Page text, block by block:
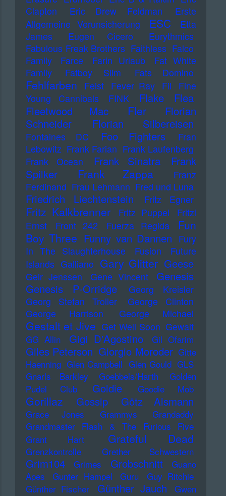
Clapton
Eric Drew Feldman
Erste
Allgemeine Verunsicherung
ESC
Etta
James
Eugen Cicero
Eurythmics
Fabulous Freak Brothers Faithless Falco
Family
Farce Farin Urlaub
Fat White
Family
Fatboy Slim Fats Domino
Fehlfarben Feist Fever Ray Fil
Fine
Young Cannibals
FINK Flake
Flea
Fleetwood Mac
Fler
Florian
Schneider
Florian Silbereisen
Fontaines DC Foo Fighters
Fran
Lebowitz Frank Farian Frank Laufenberg
Frank Ocean
Frank Sinatra
Frank
Spilker
Frank Zappa
Franz
Ferdinand Frau Lehmann Fred und Luna
Friedrich Liechtenstein Fritz Egner
Fritz Kalkbrenner Fritz Puppel
Fritzi
Ernst
Front 242 Fuerza Regida
Fun
Boy Three Funny van Dannen Fury
In The Slaughterhouse
Fusion
Future
Islands Galliano Gary Glitter Geese
Geir Jenssen Gene Vincent
Genesis
Genesis P-Orridge
Georg Kreisler
Georg Stefan Troller
George Clinton
George Harrison
George Michael
Gestalt et Jive Get Well Soon Gewalt
GG Allin
Gigi D'Agostino Gil Ofarim
Giles Peterson Giorgio Moroder Gitte
Haenning Glen Campbell Glen Gould GLS
Gnarls Barkley
Goebbels/Harth
Golden
Pudel Club
Goldie Goodie Mob
Gorillaz Gossip Götz Alsmann
Grace Jones Grammys
Grandaddy
Grandmaster Flash & The Furious Five
Grant Hart
Grateful Dead
Grenzkontrolle Grether Schwestern
Grim104 Grimes Grobschnitt
Guano
Apes
Gunter Hampel Guru
Guy Ritchie
Günther Fischer
Günther Jauch
Gwen